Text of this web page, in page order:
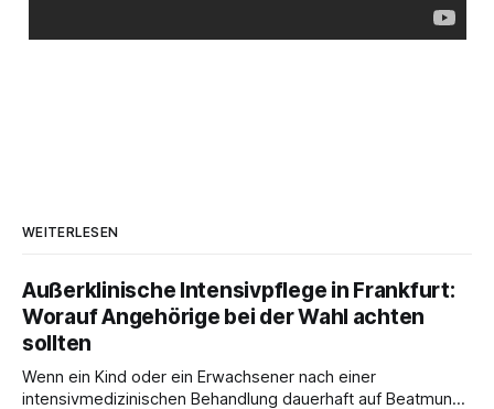
WEITERLESEN
Außerklinische Intensivpflege in Frankfurt:
Worauf Angehörige bei der Wahl achten
sollten
Wenn ein Kind oder ein Erwachsener nach einer
intensivmedizinischen Behandlung dauerhaft auf Beatmung